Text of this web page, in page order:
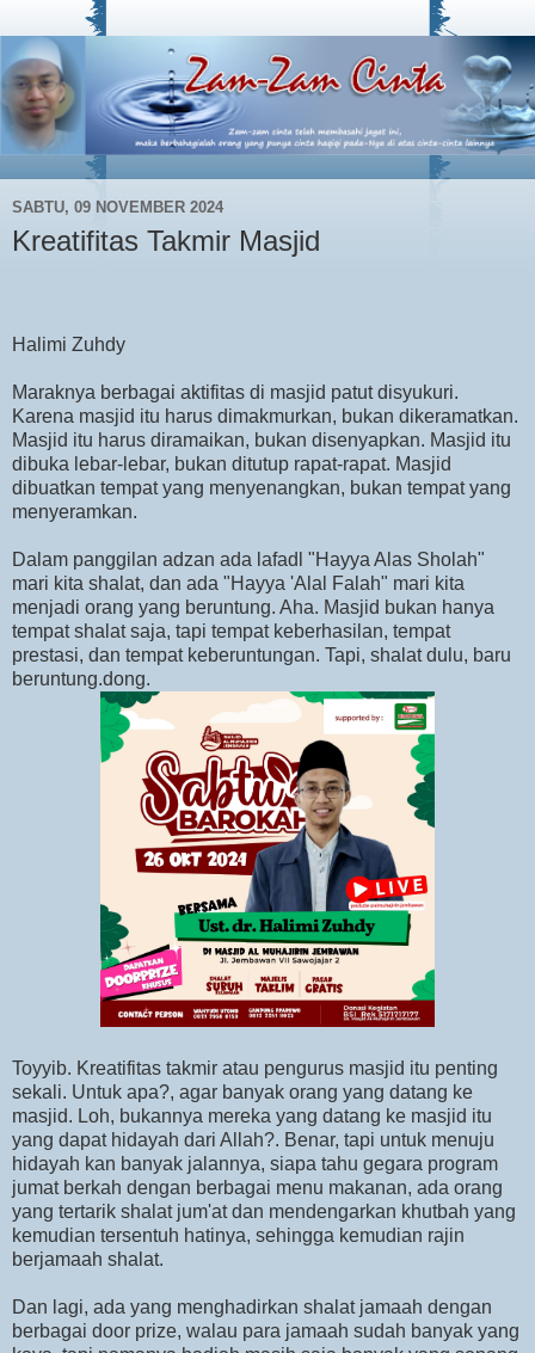
SABTU, 09 NOVEMBER 2024
Kreatifitas Takmir Masjid
Halimi Zuhdy
Maraknya berbagai aktifitas di masjid patut disyukuri.
Karena masjid itu harus dimakmurkan, bukan dikeramatkan.
Masjid itu harus diramaikan, bukan disenyapkan. Masjid itu
dibuka lebar-lebar, bukan ditutup rapat-rapat. Masjid
dibuatkan tempat yang menyenangkan, bukan tempat yang
menyeramkan.
Dalam panggilan adzan ada lafadl "Hayya Alas Sholah"
mari kita shalat, dan ada "Hayya 'Alal Falah" mari kita
menjadi orang yang beruntung. Aha. Masjid bukan hanya
tempat shalat saja, tapi tempat keberhasilan, tempat
prestasi, dan tempat keberuntungan. Tapi, shalat dulu, baru
beruntung.dong.
Toyyib. Kreatifitas takmir atau pengurus masjid itu penting
sekali. Untuk apa?, agar banyak orang yang datang ke
masjid. Loh, bukannya mereka yang datang ke masjid itu
yang dapat hidayah dari Allah?. Benar, tapi untuk menuju
hidayah kan banyak jalannya, siapa tahu gegara program
jumat berkah dengan berbagai menu makanan, ada orang
yang tertarik shalat jum'at dan mendengarkan khutbah yang
kemudian tersentuh hatinya, sehingga kemudian rajin
berjamaah shalat.
Dan lagi, ada yang menghadirkan shalat jamaah dengan
berbagai door prize, walau para jamaah sudah banyak yang